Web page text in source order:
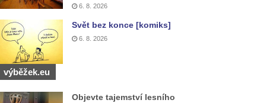
6. 8. 2026
Svět bez konce [komiks]
6. 8. 2026
výběžek.eu
Objevte tajemství lesního